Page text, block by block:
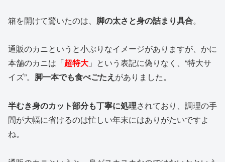
箱を開けて驚いたのは、 脚の太さと身の詰まり具合。
通販のカニというと小ぶりなイメージがありますが、かに
本舗のカニは「超特大 」という表記に偽りなく、“特大サ
イズ”。 脚一本でも食べごたえ がありました。
半むき身のカット部分も丁寧に処理されており、調理の手
間が大幅に省けるのは忙しい年末にはありがたいですよ
ね。